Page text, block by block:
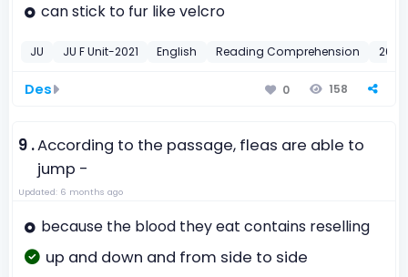
can stick to fur like velcro
JU JU F Unit-2021 English Reading Comprehension 2021
Des 0 158
9 .According to the passage, fleas are able to
jump -
Updated: 6 months ago
because the blood they eat contains reselling
up and down and from side to side